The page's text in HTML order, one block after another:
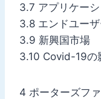
3.7 アプリケー
3.8 エンドユー
3.9 新興国市場
3.10 Covid-19の
4 ポーターズフ